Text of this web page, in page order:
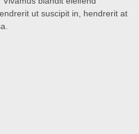
ut suscipit in, hendrerit at